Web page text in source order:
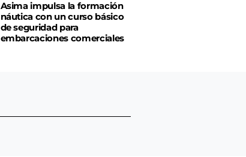
Asima impulsa la formación
náutica con un curso básico
de seguridad para
embarcaciones comerciales